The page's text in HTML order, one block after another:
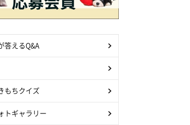
答えるQ&A
もちクイズ
トギャラリー